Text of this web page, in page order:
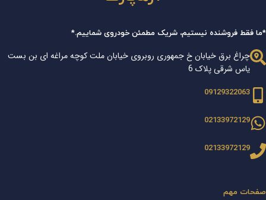
*ما فقط فروشنده نیستیم، شریک مطمئن خودروی شماییم.*
چراغ برق خیابان خ جمهوری روبروی خیابان ملت کوچه مراغه ای بن بست
یاس شرقی پلاک 6
09129322063
02133972129
02133972129
صفحات مهم